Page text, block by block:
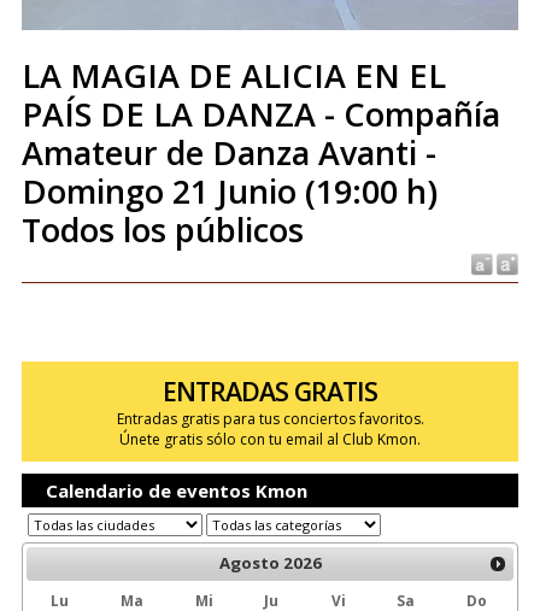
LA MAGIA DE ALICIA EN EL
PAÍS DE LA DANZA - Compañía
Amateur de Danza Avanti -
Domingo 21 Junio (19:00 h)
Todos los públicos
ENTRADAS GRATIS
Entradas gratis para tus conciertos favoritos.
Únete gratis sólo con tu email al Club Kmon.
Calendario de eventos Kmon
Agosto 2026
Lu Ma Mi Ju Vi Sa
Do